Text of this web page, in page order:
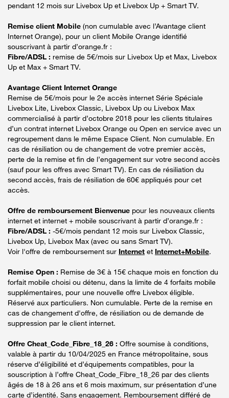
pendant 12 mois sur Livebox Up et Livebox Up + Smart TV.
Remise client Mobile (non cumulable avec l’Avantage client
Internet Orange), pour un client Mobile Orange identifié
souscrivant à partir d’orange.fr :
Fibre/ADSL : remise de 5€/mois sur Livebox Up et Max, Livebox
Up et Max + Smart TV.
Avantage Client Internet Orange
Remise de 5€/mois pour le 2e accès internet Série Spéciale
Livebox Lite, Livebox Classic, Livebox Up ou Livebox Max
commercialisé à partir d’octobre 2018 pour les clients titulaires
d’un contrat internet Livebox Orange ou Open en service avec un
regroupement dans le même Espace Client. Non cumulable. En
cas de résiliation ou de changement de votre premier accès,
perte de la remise et fin de l’engagement sur votre second accès
(sauf pour les offres avec Smart TV). En cas de résiliation du
second accès, frais de résiliation de 60€ appliqués pour cet
accès.
Offre de remboursement Bienvenue pour les nouveaux clients
internet et internet + mobile souscrivant à partir d’orange.fr :
Fibre/ADSL : -5€/mois pendant 12 mois sur Livebox Classic,
Livebox Up, Livebox Max (avec ou sans Smart TV).
Voir l'offre de remboursement sur Internet et Internet+Mobile.
Remise Open : Remise de 3€ à 15€ chaque mois en fonction du
forfait mobile choisi ou détenu, dans la limite de 4 forfaits mobile
supplémentaires, pour une nouvelle offre Livebox éligible.
Réservé aux particuliers. Non cumulable. Perte de la remise en
cas de changement d'offre, de résiliation ou de demande de
suppression par le client internet.
Offre Cheat_Code_Fibre_18_26 : Offre soumise à conditions,
valable à partir du 10/04/2025 en France métropolitaine, sous
réserve d’éligibilité et d’équipements compatibles, pour la
souscription à l’offre Cheat_Code_Fibre_18_26 par des clients
âgés de 18 à 26 ans et 6 mois maximum, sur présentation d’une
carte d’identité. Sans engagement. Remboursement différé de